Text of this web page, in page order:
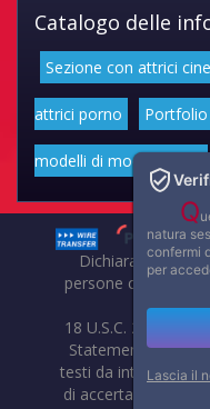
Catalogo delle
Sezione con attrici
attrici porno
modelli di moda volgari
Dichiarazione di
persone che
18 U.S.C. 2257
Statement.
testi da internet,
di accertarne il
Q
natura
confermi
per
Lascia il